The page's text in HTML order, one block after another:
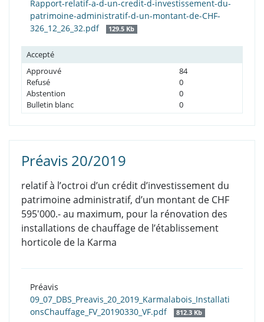
Rapport-relatif-a-d-un-credit-d-investissement-du-
patrimoine-administratif-d-un-montant-de-CHF-
326_12_26_32.pdf
129.5 Kb
Accepté
Approuvé
84
Refusé
0
Abstention
0
Bulletin blanc
0
Préavis 20/2019
relatif à l’octroi d’un crédit d’investissement du
patrimoine administratif, d’un montant de CHF
595'000.- au maximum, pour la rénovation des
installations de chauffage de l’établissement
horticole de la Karma
Préavis
09_07_DBS_Preavis_20_2019_Karmalabois_Installati
onsChauffage_FV_20190330_VF.pdf
812.3 Kb